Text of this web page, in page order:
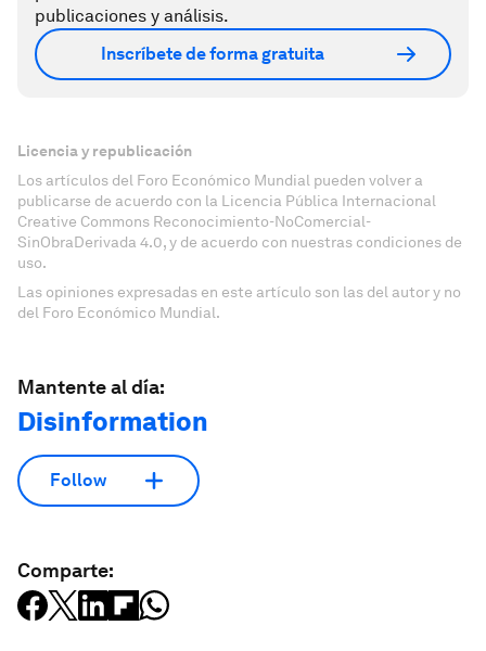
publicaciones y análisis.
Inscríbete de forma gratuita
Licencia y republicación
Los artículos del Foro Económico Mundial pueden volver a
publicarse de acuerdo con la Licencia Pública Internacional
Creative Commons Reconocimiento-NoComercial-
SinObraDerivada 4.0, y de acuerdo con nuestras condiciones de
uso.
Las opiniones expresadas en este artículo son las del autor y no
del Foro Económico Mundial.
Mantente al día:
Disinformation
Follow
Comparte: